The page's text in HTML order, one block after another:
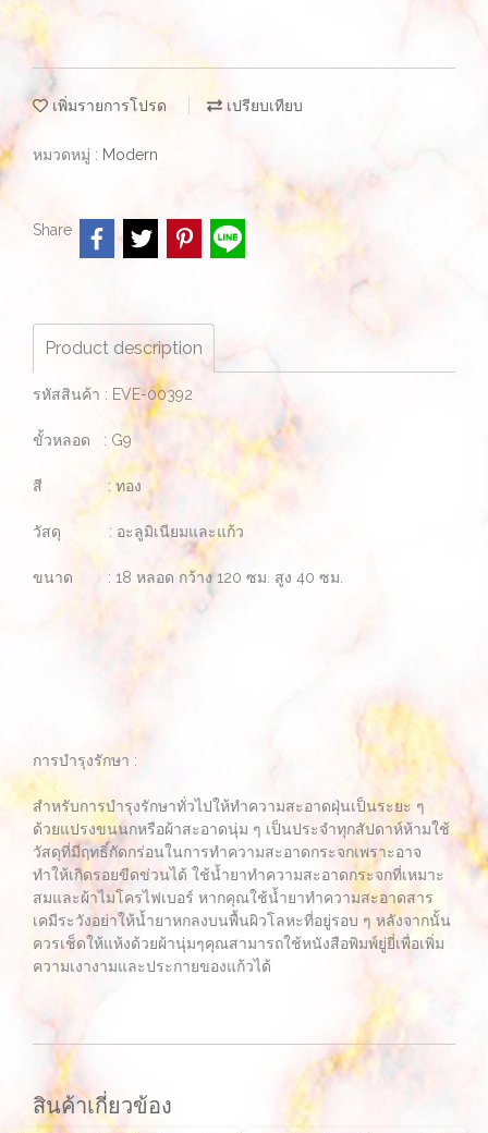
เพิ่มรายการโปรด เปรียบเทียบ
หมวดหมู่ : Modern
Share
Product description
รหัสสินค้า : EVE-00392
ขั้วหลอด : G9
สี : ทอง
วัสดุ : อะลูมิเนียมและแก้ว
ขนาด : 18 หลอด กว้าง 120 ซม. สูง 40 ซม.
การบำรุงรักษา :
สำหรับการบำรุงรักษาทั่วไปให้ทำความสะอาดฝุ่นเป็นระยะ ๆ
ด้วยแปรงขนนกหรือผ้าสะอาดนุ่ม ๆ เป็นประจำทุกสัปดาห์ห้ามใช้
วัสดุที่มีฤทธิ์กัดกร่อนในการทำความสะอาดกระจกเพราะอาจ
ทำให้เกิดรอยขีดข่วนได้ ใช้น้ำยาทำความสะอาดกระจกที่เหมาะ
สมและผ้าไมโครไฟเบอร์ หากคุณใช้น้ำยาทำความสะอาดสาร
เคมีระวังอย่าให้น้ำยาหกลงบนพื้นผิวโลหะที่อยู่รอบ ๆ หลังจากนั้น
ควรเช็ดให้แห้งด้วยผ้านุ่มๆคุณสามารถใช้หนังสือพิมพ์ยู่ยี่เพื่อเพิ่ม
ความเงางามและประกายของแก้วได้
สินค้าเกี่ยวข้อง